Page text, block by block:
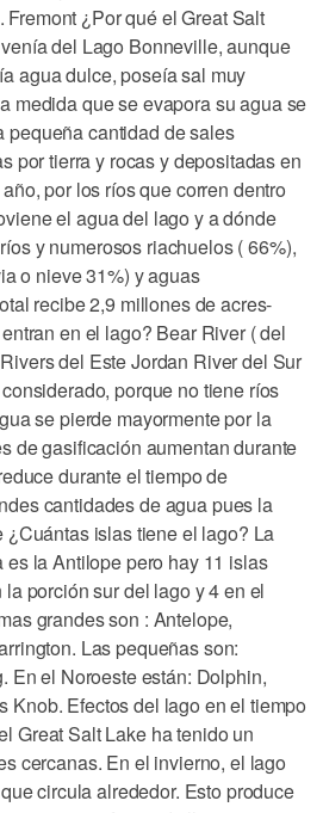
¿Por qué el Great Salt
del Lago Bonneville, aunque
agua dulce, poseía sal muy
medida que se evapora su agua se
pequeña cantidad de sales
por tierra y rocas y depositadas en
por los ríos que corren dentro
el agua del lago y a dónde
y numerosos riachuelos ( 66%),
o nieve 31%) y aguas
recibe 2,9 millones de acres-
en el lago? Bear River ( del
del Este Jordan River del Sur
porque no tiene ríos
se pierde mayormente por la
de gasificación aumentan durante
durante el tiempo de
cantidades de agua pues la
islas tiene el lago? La
la Antilope pero hay 11 islas
porción sur del lago y 4 en el
grandes son : Antelope,
Las pequeñas son:
En el Noroeste están: Dolphin,
Knob. Efectos del lago en el tiempo
Great Salt Lake ha tenido un
cercanas. En el invierno, el lago
circula alrededor. Esto produce